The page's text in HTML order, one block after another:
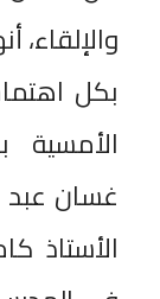
والإلقاء،
بكل
الأمسية
غسان عبد
الأستاذ